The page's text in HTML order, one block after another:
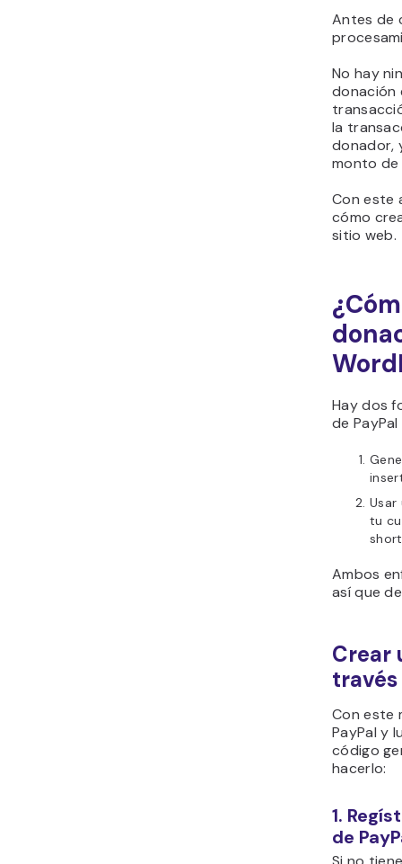
Antes de
No hay
donación
la
donador,
monto de
Con este
cómo
sitio web.
Hay dos
de
Usar
tu
Ambos
así que
Crear
través
Con este
PayPal y
código
hacerlo:
1.
de